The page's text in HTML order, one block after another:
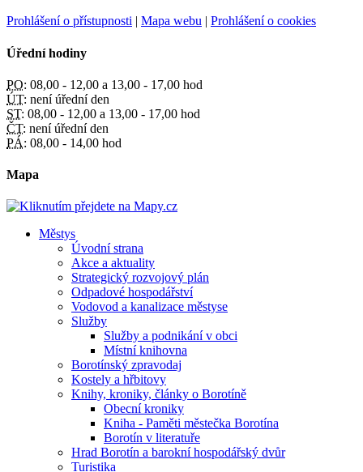
Prohlášení o přístupnosti | Mapa webu | Prohlášení o cookies
Úřední hodiny
PO: 08,00 - 12,00 a 13,00 - 17,00 hod
ÚT: není úřední den
ST: 08,00 - 12,00 a 13,00 - 17,00 hod
ČT: není úřední den
PÁ: 08,00 - 14,00 hod
Mapa
Městys
Úvodní strana
Akce a aktuality
Strategický rozvojový plán
Odpadové hospodářství
Vodovod a kanalizace městyse
Služby
Služby a podnikání v obci
Místní knihovna
Borotínský zpravodaj
Kostely a hřbitovy
Knihy, kroniky, články o Borotíně
Obecní kroniky
Kniha - Paměti městečka Borotína
Borotín v literatuře
Hrad Borotín a barokní hospodářský dvůr
Turistika